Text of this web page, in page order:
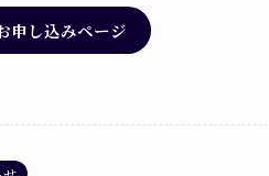
申し込みページ